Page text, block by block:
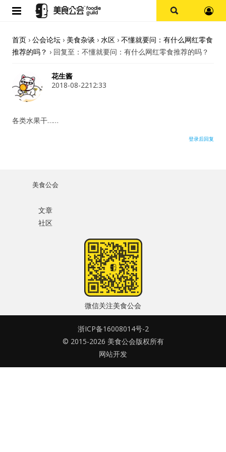
用户名或Email
记住我的登录状态
没帐号？ 注册一个
探店报告
公会活动
信息发布
悬赏测评
私家厨房
首页 › 公会论坛 › 美食杂谈 › 水区 › 不懂就要问：有什么网红零食
推荐的吗？ › 回复至：不懂就要问：有什么网红零食推荐的吗？
花生酱
2018-08-2212:33
各类水果干……
登录后回复
美食公会
文章
社区
微信关注美食公会
浙ICP备16008014号-2
© 2015-2026 美食公会版权所有
网站开发